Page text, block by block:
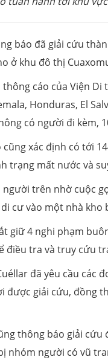
báo đã giải cứu
ở khu đô thị
cáo của Viện
Honduras, El
có người đi kèm,
xác định có tới
trạng mất nước và
trên nhờ cuộc
cư vào một nhà kho
giữ 4 nghi phạm
điều tra và truy cứu
đã yêu cầu các
được giải cứu, đồng
thông báo giải
nhóm người có vũ